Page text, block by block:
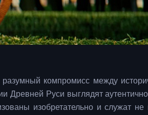
компромисс между
Древней Руси выглядят
изобретательно и служат не